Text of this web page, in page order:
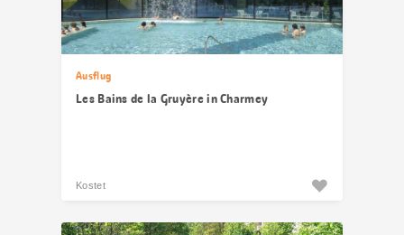
Ausflug
Les Bains de la Gruyère in Charmey
Kostet